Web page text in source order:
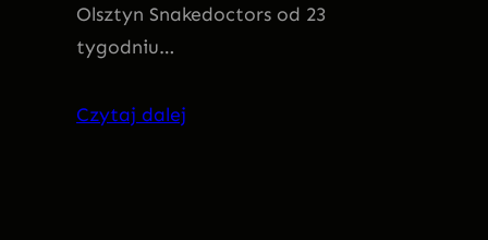
Olsztyn Snakedoctors od 23
tygodniu…
Czytaj dalej